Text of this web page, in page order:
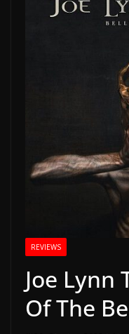
REVIEWS
Joe Lynn
Of The